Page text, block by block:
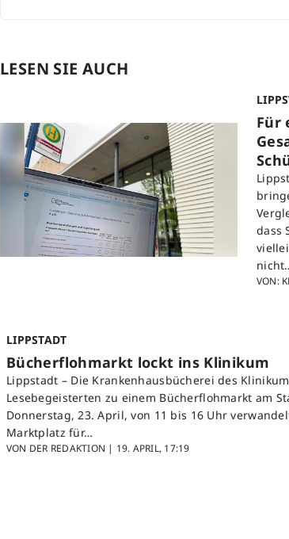
LESEN SIE AUCH
Für
dass
VON:
LIPPSTADT
Bücherflohmarkt lockt ins Klinikum
Lippstadt – Die Krankenhausbücherei des
Lesebegeisterten zu einem Bücherflohmarkt am
Donnerstag, 23. April, von 11 bis 16 Uhr
Marktplatz für…
VON DER REDAKTION | 19. APRIL, 17:19